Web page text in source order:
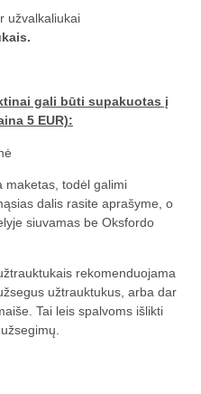
užvalkaliukai
gali būti supakuotas į
5 EUR):
maketas, todėl galimi
dalis rasite aprašyme, o
siuvamas be Oksfordo
rekomenduojama
užtrauktukus, arba dar
Tai leis spalvoms išlikti